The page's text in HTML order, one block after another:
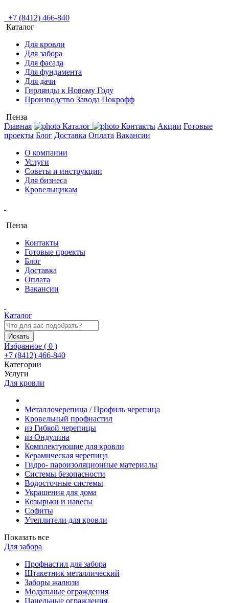
+7 (8412) 466-840
Каталог
Для кровли
Для забора
Для фасада
Для фундамента
Для дачи
Гирлянды к Новому Году
Производство Завода Покрофф
Пенза
Главная
Каталог Контакты Акции Готовые
проекты Блог Доставка Оплата Вакансии
О компании
Услуги
Советы и инструкции
Для бизнеса
Кровельщикам
Пенза
Контакты
Готовые проекты
Блог
Доставка
Оплата
Вакансии
Каталог
Искать
Избранное ( 0 )
+7 (8412) 466-840
Категории
Услуги
Для кровли
Металлочерепица / Профиль черепица
Кровельный профнастил
из Гибкой черепицы
из Ондулина
Комплектующие для кровли
Керамическая черепица
Гидро- пароизоляционные материалы
Системы безопасности
Водосточные системы
Украшения для дома
Козырьки и навесы
Софиты
Утеплители для кровли
Показать все
Для забора
Профнастил для забора
Штакетник металлический
Заборы жалюзи
Модульные ограждения
Панельные ограждения